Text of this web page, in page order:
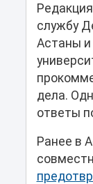
службу
Астаны и
дела.
ответы
Ранее в